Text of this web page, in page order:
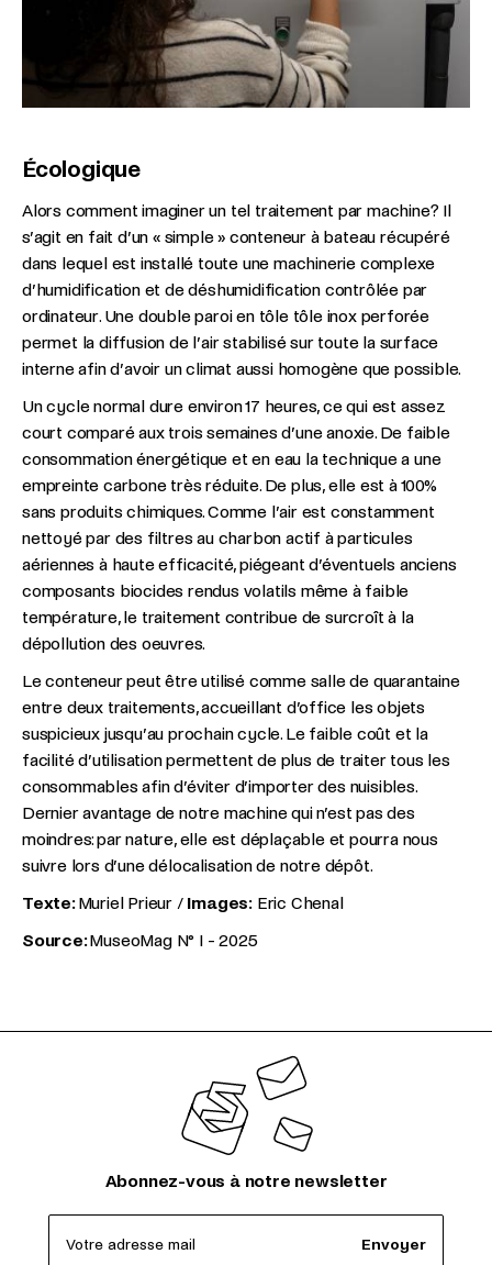
Écologique
Alors comment imaginer un tel traitement par machine? Il
s’agit en fait d’un « simple » conteneur à bateau récupéré
dans lequel est installé toute une machinerie complexe
d’humidification et de déshumidification contrôlée par
ordinateur. Une double paroi en tôle tôle inox perforée
permet la diffusion de l’air stabilisé sur toute la surface
interne afin d’avoir un climat aussi homogène que possible.
Un cycle normal dure environ 17 heures, ce qui est assez
court comparé aux trois semaines d’une anoxie. De faible
consommation énergétique et en eau la technique a une
empreinte carbone très réduite. De plus, elle est à 100%
sans produits chimiques. Comme l’air est constamment
nettoyé par des filtres au charbon actif à particules
aériennes à haute efficacité, piégeant d’éventuels anciens
composants biocides rendus volatils même à faible
température, le traitement contribue de surcroît à la
dépollution des oeuvres.
Le conteneur peut être utilisé comme salle de quarantaine
entre deux traitements, accueillant d’office les objets
suspicieux jusqu’au prochain cycle. Le faible coût et la
facilité d’utilisation permettent de plus de traiter tous les
consommables afin d’éviter d’importer des nuisibles.
Dernier avantage de notre machine qui n’est pas des
moindres: par nature, elle est déplaçable et pourra nous
suivre lors d’une délocalisation de notre dépôt.
Texte:Muriel Prieur / Images: Eric Chenal
Source:MuseoMag N° I - 2025
Abonnez-vous à notre newsletter
Votre adresse mail Envoyer